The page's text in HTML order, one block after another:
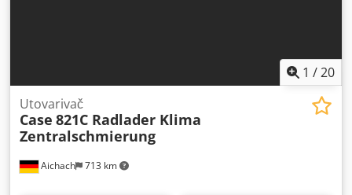
1 /20
Aichach 713 km
Utovarivač
Case 821C Radlader Klima
Zentralschmierung